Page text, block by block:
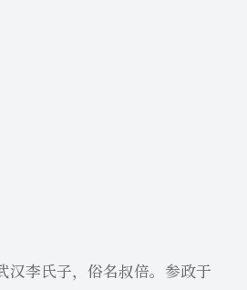
汉李氏子，俗名叔倍。参政于